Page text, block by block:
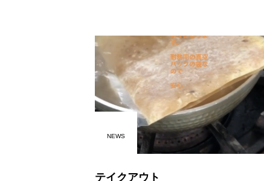
NEWS
テイクアウト